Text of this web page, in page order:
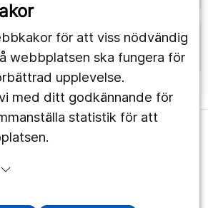
för att viss nödvändig
webbplatsen ska fungera för
upplevelse.
med ditt godkännande för
statistik för att
arrow_forward
Turismakademi
eller förening och verksam inom